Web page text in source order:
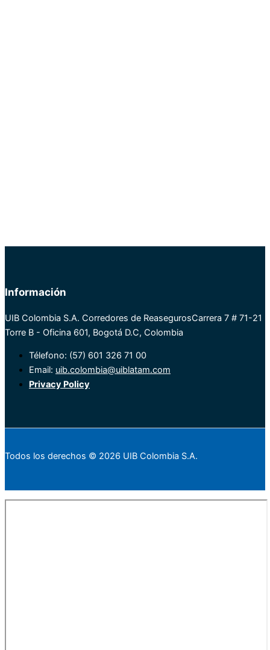
Información
UIB Colombia S.A. Corredores de ReasegurosCarrera 7 # 71-21
Torre B - Oficina 601, Bogotá D.C, Colombia
Télefono: (57) 601 326 71 00
Email: uib.colombia@uiblatam.com
Privacy Policy
Todos los derechos © 2026 UIB Colombia S.A.